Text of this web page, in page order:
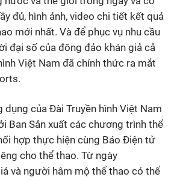
đủ, hình ảnh, video chi tiết kết quả
mới nhất. Và để phục vụ nhu cầu
đại số của đông đảo khán giả cả
Việt Nam đã chính thức ra mắt
dụng của Đài Truyền hình Việt Nam
Ban Sản xuất các chương trình thể
hợp thực hiện cùng Báo Điện tử
cho thể thao. Từ ngày
và người hâm mộ thể thao có thể